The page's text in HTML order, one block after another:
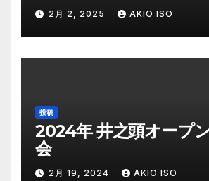
2月 2, 2025 AKIO ISO
投稿
2024年 井之頭オープ
会
2月 19, 2024 AKIO ISO